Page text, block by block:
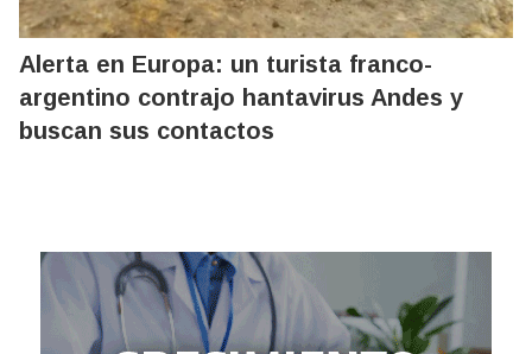
Alerta en Europa: un turista franco-
argentino contrajo hantavirus Andes y
buscan sus contactos